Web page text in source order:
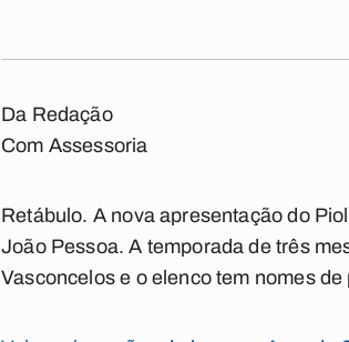
Da Redação
Com Assessoria
Retábulo. A nova apresentação do
João Pessoa. A temporada de três
Vasconcelos e o elenco tem nomes